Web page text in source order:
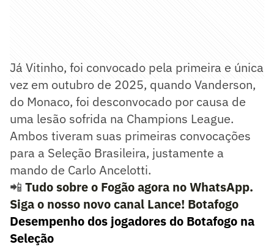
Já Vitinho, foi convocado pela primeira e única
vez em outubro de 2025, quando Vanderson,
do Monaco, foi desconvocado por causa de
uma lesão sofrida na Champions League.
Ambos tiveram suas primeiras convocações
para a Seleção Brasileira, justamente a
mando de Carlo Ancelotti.
📲 Tudo sobre o Fogão agora no WhatsApp.
Siga o nosso novo canal Lance! Botafogo
Desempenho dos jogadores do Botafogo na
Seleção